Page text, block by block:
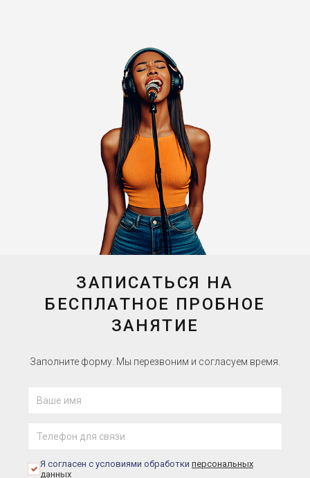
ЗАПИСАТЬСЯ НА
БЕСПЛАТНОЕ ПРОБНОЕ
ЗАНЯТИЕ
Заполните форму. Мы перезвоним и согласуем время.
Я согласен с условиями обработки персональных
данных